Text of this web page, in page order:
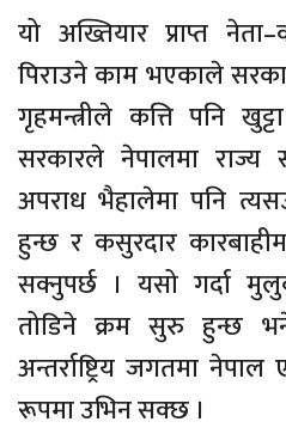
यो अख्तियार प्राप्त
पिराउने काम भएकाले
गृहमन्त्रीले कत्ति पनि
सरकारले नेपालमा
अपराध भैहालेमा पनि
हुन्छ र कसुरदार
सक्नुपर्छ । यसो गर्दा
तोडिने क्रम सुरु हुन्छ
अन्तर्राष्ट्रिय जगतमा नेपाल
रूपमा उभिन सक्छ ।